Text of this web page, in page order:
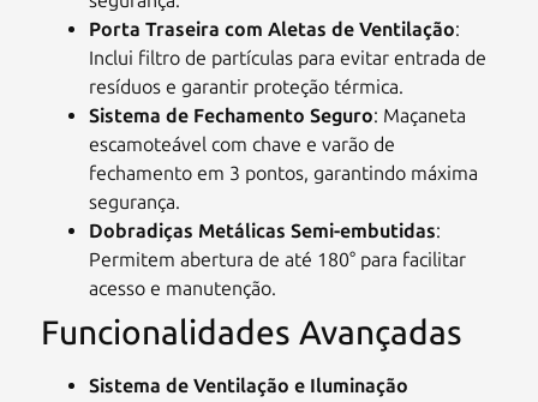
Porta Traseira com Aletas de Ventilação:
Inclui filtro de partículas para evitar entrada de
resíduos e garantir proteção térmica.
Sistema de Fechamento Seguro: Maçaneta
escamoteável com chave e varão de
fechamento em 3 pontos, garantindo máxima
segurança.
Dobradiças Metálicas Semi-embutidas:
Permitem abertura de até 180° para facilitar
acesso e manutenção.
Funcionalidades Avançadas
Sistema de Ventilação e Iluminação